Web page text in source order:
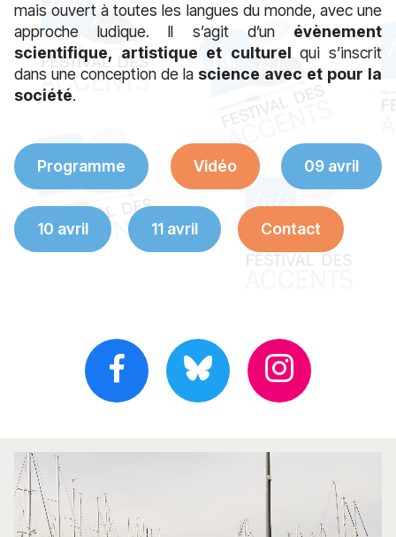
mais ouvert à toutes les langues du monde, avec une
approche ludique. Il s’agit d’un évènement
scientifique, artistique et culturel qui s’inscrit
dans une conception de la science avec et pour la
société.
Programme Vidéo 09 avril
10 avril 11 avril Contact